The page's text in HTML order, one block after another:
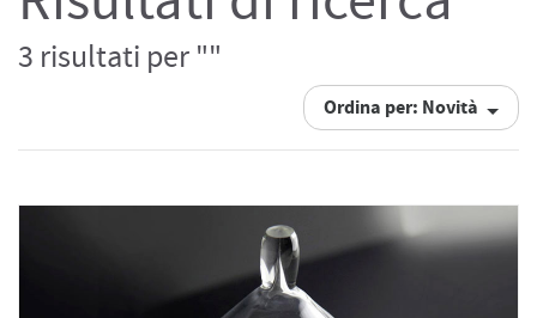
3 risultati per ""
Ordina per: Novità